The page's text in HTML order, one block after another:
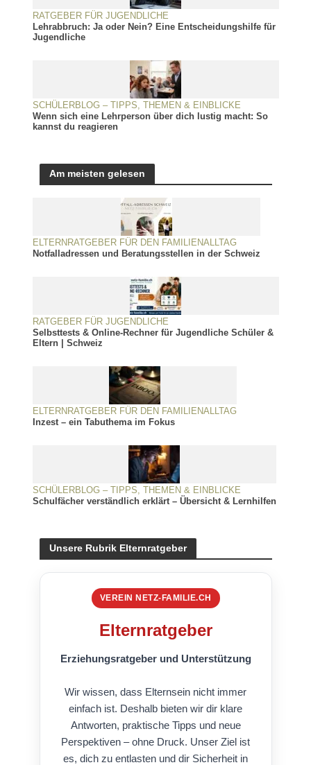
RATGEBER FÜR JUGENDLICHE
Lehrabbruch: Ja oder Nein? Eine Entscheidungshilfe für
Jugendliche
SCHÜLERBLOG – TIPPS, THEMEN & EINBLICKE
Wenn sich eine Lehrperson über dich lustig macht: So
kannst du reagieren
Am meisten gelesen
ELTERNRATGEBER FÜR DEN FAMILIENALLTAG
Notfalladressen und Beratungsstellen in der Schweiz
RATGEBER FÜR JUGENDLICHE
Selbsttests & Online-Rechner für Jugendliche Schüler &
Eltern | Schweiz
ELTERNRATGEBER FÜR DEN FAMILIENALLTAG
Inzest – ein Tabuthema im Fokus
SCHÜLERBLOG – TIPPS, THEMEN & EINBLICKE
Schulfächer verständlich erklärt – Übersicht & Lernhilfen
Unsere Rubrik Elternratgeber
VEREIN NETZ-FAMILIE.CH
Elternratgeber
Erziehungsratgeber und Unterstützung
Wir wissen, dass Elternsein nicht immer
einfach ist. Deshalb bieten wir dir klare
Antworten, praktische Tipps und neue
Perspektiven – ohne Druck. Unser Ziel ist
es, dich zu entlasten und dir Sicherheit in